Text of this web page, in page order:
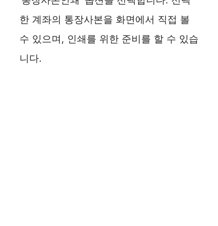
한 계좌의 통장사본을 화면에서 직접 볼
수 있으며, 인쇄를 위한 준비를 할 수 있습
니다.